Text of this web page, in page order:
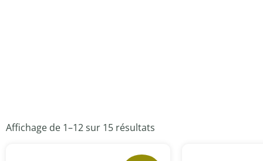
Affichage de 1–12 sur 15 résultats